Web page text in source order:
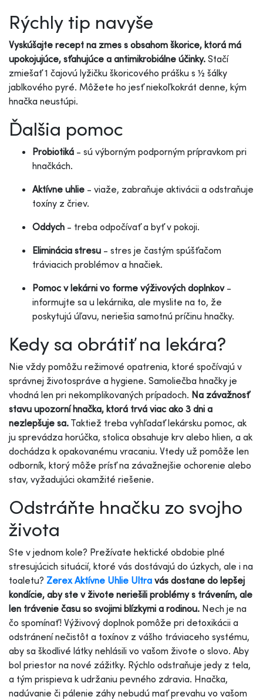
Rýchly tip navyše
Vyskúšajte recept na zmes s obsahom škorice, ktorá má
upokojujúce, sťahujúce a antimikrobiálne účinky. Stačí
zmiešať 1 čajovú lyžičku škoricového prášku s ½ šálky
jablkového pyré. Môžete ho jesť niekoľkokrát denne, kým
hnačka neustúpi.
Ďalšia pomoc
Probiotiká - sú výborným podporným prípravkom pri
hnačkách.
Aktívne uhlie - viaže, zabraňuje aktivácii a odstraňuje
toxíny z čriev.
Oddych - treba odpočívať a byť v pokoji.
Eliminácia stresu - stres je častým spúšťačom
tráviacich problémov a hnačiek.
Pomoc v lekárni vo forme výživových doplnkov-
informujte sa u lekárnika, ale myslite na to, že
poskytujú úľavu, neriešia samotnú príčinu hnačky.
Kedy sa obrátiť na lekára?
Nie vždy pomôžu režimové opatrenia, ktoré spočívajú v
správnej životospráve a hygiene. Samoliečba hnačky je
vhodná len pri nekomplikovaných prípadoch. Na závažnosť
stavu upozorní hnačka, ktorá trvá viac ako 3 dni a
nezlepšuje sa. Taktiež treba vyhľadať lekársku pomoc, ak
ju sprevádza horúčka, stolica obsahuje krv alebo hlien, a ak
dochádza k opakovanému vracaniu. Vtedy už pomôže len
odborník, ktorý môže prísť na závažnejšie ochorenie alebo
stav, vyžadujúci okamžité riešenie.
Odstráňte hnačku zo svojho
života
Ste v jednom kole? Prežívate hektické obdobie plné
stresujúcich situácií, ktoré vás dostávajú do úzkych, ale i na
toaletu? Zerex Aktívne Uhlie Ultra vás dostane do lepšej
kondície, aby ste v živote neriešili problémy s trávením, ale
len trávenie času so svojimi blízkymi a rodinou. Nech je na
čo spomínať! Výživový doplnok pomôže pri detoxikácii a
odstránení nečistôt a toxínov z vášho tráviaceho systému,
aby sa škodlivé látky nehlásili vo vašom živote o slovo. Aby
bol priestor na nové zážitky. Rýchlo odstraňuje jedy z tela,
a tým prispieva k udržaniu pevného zdravia. Hnačka,
nadúvanie či pálenie záhy nebudú mať prevahu vo vašom